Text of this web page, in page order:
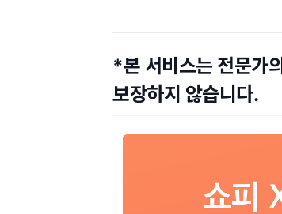
*본 서비스는 전문가
보장하지 않습니다.